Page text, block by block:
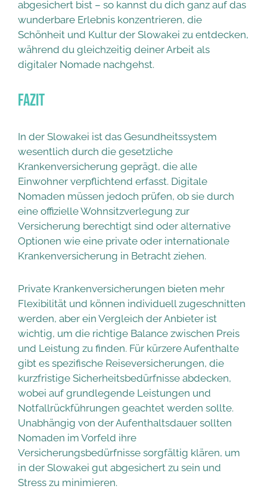
abgesichert bist – so kannst du dich ganz auf das
wunderbare Erlebnis konzentrieren, die
Schönheit und Kultur der Slowakei zu entdecken,
während du gleichzeitig deiner Arbeit als
digitaler Nomade nachgehst.
Fazit
In der Slowakei ist das Gesundheitssystem
wesentlich durch die gesetzliche
Krankenversicherung geprägt, die alle
Einwohner verpflichtend erfasst. Digitale
Nomaden müssen jedoch prüfen, ob sie durch
eine offizielle Wohnsitzverlegung zur
Versicherung berechtigt sind oder alternative
Optionen wie eine private oder internationale
Krankenversicherung in Betracht ziehen.
Private Krankenversicherungen bieten mehr
Flexibilität und können individuell zugeschnitten
werden, aber ein Vergleich der Anbieter ist
wichtig, um die richtige Balance zwischen Preis
und Leistung zu finden. Für kürzere Aufenthalte
gibt es spezifische Reiseversicherungen, die
kurzfristige Sicherheitsbedürfnisse abdecken,
wobei auf grundlegende Leistungen und
Notfallrückführungen geachtet werden sollte.
Unabhängig von der Aufenthaltsdauer sollten
Nomaden im Vorfeld ihre
Versicherungsbedürfnisse sorgfältig klären, um
in der Slowakei gut abgesichert zu sein und
Stress zu minimieren.